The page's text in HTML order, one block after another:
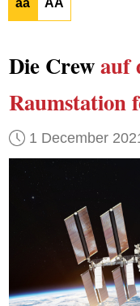
aa AA
Die Crewauf
Raumstation
1 December